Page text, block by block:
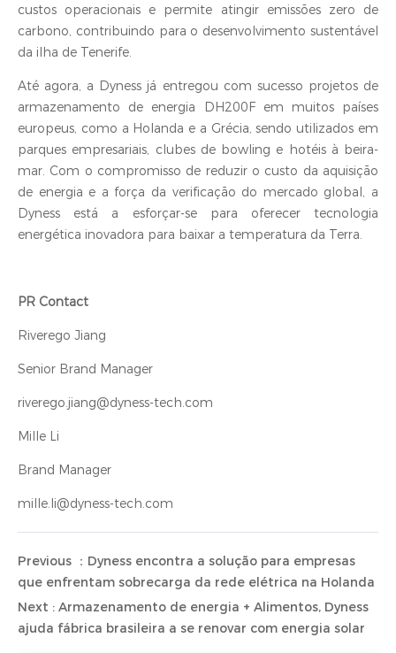
custos operacionais e permite atingir emissões zero de
carbono, contribuindo para o desenvolvimento sustentável
da ilha de Tenerife.
Até agora, a Dyness já entregou com sucesso projetos de
armazenamento de energia DH200F em muitos países
europeus, como a Holanda e a Grécia, sendo utilizados em
parques empresariais, clubes de bowling e hotéis à beira-
mar. Com o compromisso de reduzir o custo da aquisição
de energia e a força da verificação do mercado global, a
Dyness está a esforçar-se para oferecer tecnologia
energética inovadora para baixar a temperatura da Terra.
PR Contact
Riverego Jiang
Senior Brand Manager
riverego.jiang@dyness-tech.com
Mille Li
Brand Manager
mille.li@dyness-tech.com
Previous ：Dyness encontra a solução para empresas
que enfrentam sobrecarga da rede elétrica na Holanda
Next : Armazenamento de energia + Alimentos, Dyness
ajuda fábrica brasileira a se renovar com energia solar